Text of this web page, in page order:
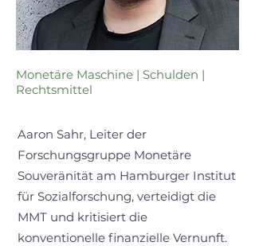
Monetäre Maschine | Schulden |
Rechtsmittel
Aaron Sahr, Leiter der
Forschungsgruppe Monetäre
Souveränität am Hamburger Institut
für Sozialforschung, verteidigt die
MMT und kritisiert die
konventionelle finanzielle Vernunft.